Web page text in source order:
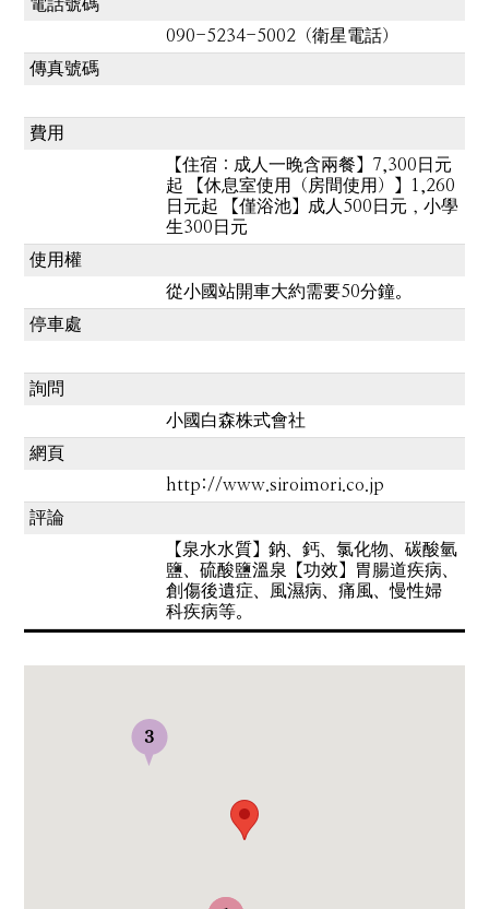
電話號碼
090-5234-5002（衛星電話）
傳真號碼
費用
【住宿：成人一晚含兩餐】7,300日元
起 【休息室使用（房間使用）】1,260
日元起 【僅浴池】成人500日元，小學
生300日元
使用權
從小國站開車大約需要50分鐘。
停車處
詢問
小國白森株式會社
網頁
http://www.siroimori.co.jp
評論
【泉水水質】鈉、鈣、氯化物、碳酸氫
鹽、硫酸鹽溫泉【功效】胃腸道疾病、
創傷後遺症、風濕病、痛風、慢性婦
科疾病等。